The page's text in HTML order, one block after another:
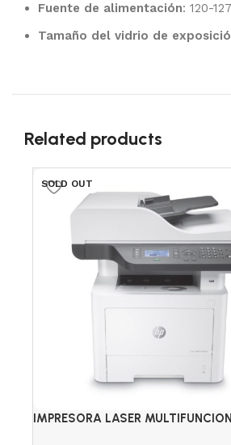
Fuente de alimentación: 120-
Tamaño del vidrio de
Related products
SOLD OUT
IMPRESORA LASER